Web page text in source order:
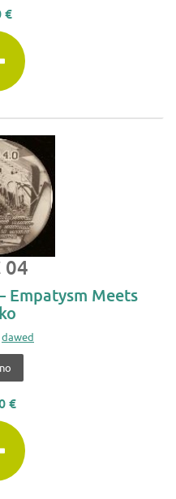
€
04
Empatysm Meets
dawed
€